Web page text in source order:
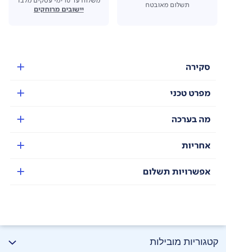
תשלום מאובטח יישובים מרוחקים
סקירה
מפרט טכני
מה בערכה
אחריות
אפשרויות תשלום
קטגוריות מובילות